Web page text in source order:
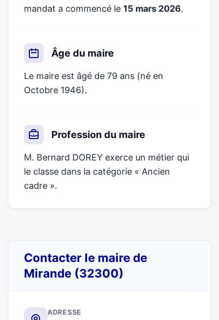
mandat a commencé le 15 mars 2026.
Âge du maire
Le maire est âgé de 79 ans (né en
Octobre 1946).
Profession du maire
M. Bernard DOREY exerce un métier qui
le classe dans la catégorie « Ancien
cadre ».
Contacter le maire de
Mirande (32300)
ADRESSE